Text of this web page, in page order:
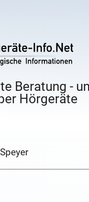
Beratung -
Hörgeräte
Speyer